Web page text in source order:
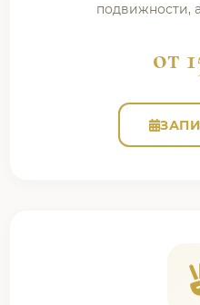
подвижности,
от